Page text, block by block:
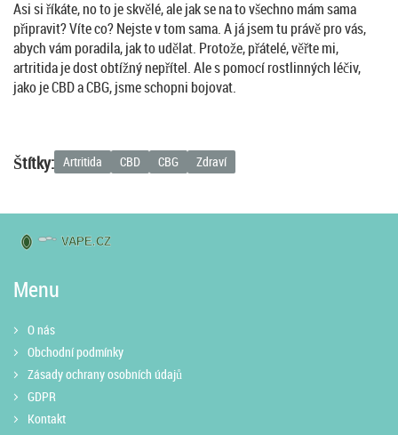
Asi si říkáte, no to je skvělé, ale jak se na to všechno mám sama
připravit? Víte co? Nejste v tom sama. A já jsem tu právě pro vás,
abych vám poradila, jak to udělat. Protože, přátelé, věřte mi,
artritida je dost obtížný nepřítel. Ale s pomocí rostlinných léčiv,
jako je CBD a CBG, jsme schopni bojovat.
Štítky: Artritida CBD CBG Zdraví
Menu
O nás
Obchodní podmínky
Zásady ochrany osobních údajů
GDPR
Kontakt